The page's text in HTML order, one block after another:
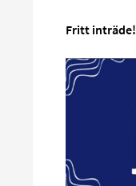
Fritt inträde!